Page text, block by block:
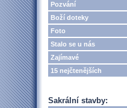
Pozvání
Boží doteky
Foto
Stalo se u nás
Zajímavé
15 nejčtenějších
Sakrální stavby: